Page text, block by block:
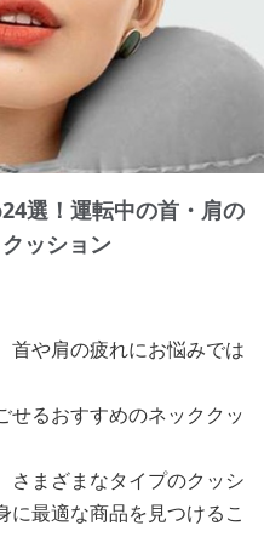
選！運転中の首・肩の
ッション
首や肩の疲れにお悩みでは
せるおすすめのネッククッ
さまざまなタイプのクッシ
に最適な商品を見つけるこ